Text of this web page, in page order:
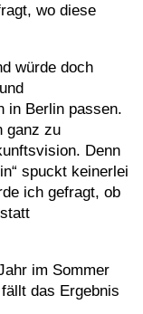
wo diese
würde doch
in Berlin passen.
ganz zu
Denn
spuckt keinerlei
ich gefragt, ob
im Sommer
das Ergebnis